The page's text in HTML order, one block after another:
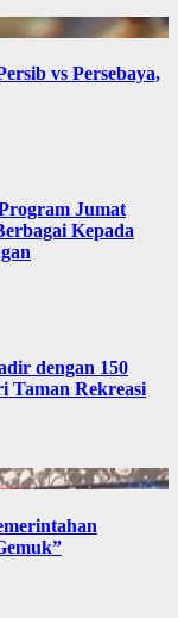
vs Persebaya,
Jumat
Kepada
dengan 150
Taman Rekreasi